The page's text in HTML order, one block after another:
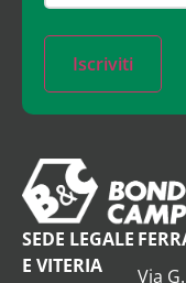
Iscriviti
SEDE LEGALE
E VITERIA
Via